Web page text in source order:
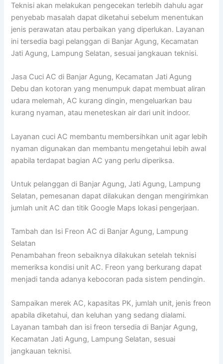
Teknisi akan melakukan pengecekan terlebih dahulu agar
penyebab masalah dapat diketahui sebelum menentukan
jenis perawatan atau perbaikan yang diperlukan. Layanan
ini tersedia bagi pelanggan di Banjar Agung, Kecamatan
Jati Agung, Lampung Selatan, sesuai jangkauan teknisi.
Jasa Cuci AC di Banjar Agung, Kecamatan Jati Agung
Debu dan kotoran yang menumpuk dapat membuat aliran
udara melemah, AC kurang dingin, mengeluarkan bau
kurang nyaman, atau meneteskan air dari unit indoor.
Layanan cuci AC membantu membersihkan unit agar lebih
nyaman digunakan dan membantu mengetahui lebih awal
apabila terdapat bagian AC yang perlu diperiksa.
Untuk pelanggan di Banjar Agung, Jati Agung, Lampung
Selatan, pemesanan dapat dilakukan dengan mengirimkan
jumlah unit AC dan titik Google Maps lokasi pengerjaan.
Tambah dan Isi Freon AC di Banjar Agung, Lampung
Selatan
Penambahan freon sebaiknya dilakukan setelah teknisi
memeriksa kondisi unit AC. Freon yang berkurang dapat
menjadi tanda adanya kebocoran pada sistem pendingin.
Sampaikan merek AC, kapasitas PK, jumlah unit, jenis freon
apabila diketahui, dan keluhan yang sedang dialami.
Layanan tambah dan isi freon tersedia di Banjar Agung,
Kecamatan Jati Agung, Lampung Selatan, sesuai
jangkauan teknisi.